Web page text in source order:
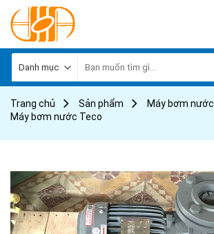
Skip
to
content
kiếm:
Trang chủ Sản phẩm
Máy bơm nước
Máy bơm nước Teco